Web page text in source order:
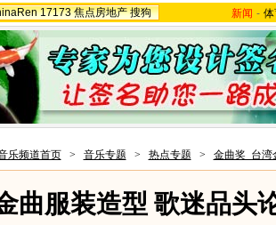
17173 焦点房地产 搜狗 新闻 -
乐频道首页 > 音乐专题 > 热点专题 > 金曲奖_台湾
曲服装造型 歌迷品头